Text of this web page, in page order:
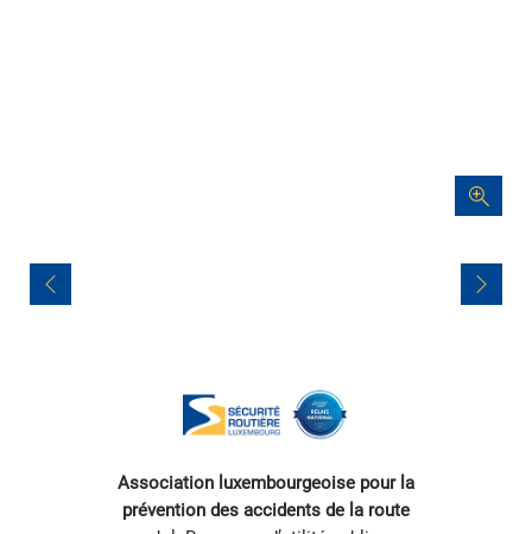
Navigation
de
Association luxembourgeoise pour la
prévention des accidents de la route